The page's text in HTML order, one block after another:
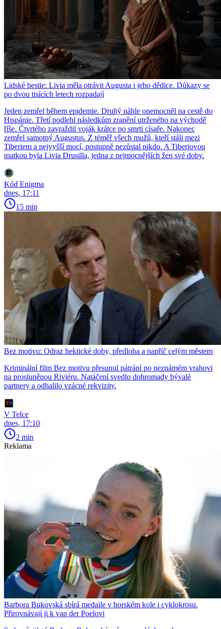
Lidské bestie: Livia měla otrávit Augusta i jeho dědice. Důkazy se
po dvou tisících letech rozpadají
Jeden zemřel během epidemie. Druhý náhle onemocněl na cestě do
Hispánie. Třetí podlehl následkům zranění utrženého na východě
říše. Čtvrtého zavraždil voják krátce po smrti císaře. Nakonec
zemřel samotný Augustus. Z téměř všech mužů, kteří stáli mezi
Tiberiem a nejvyšší mocí, postupně nezůstal nikdo. A Tiberiovou
matkou byla Livia Drusilla, jedna z nejmocnějších žen své doby.
Kód Enigma
dnes, 17:11
15 min
Bez motivu: Odraz hektické doby, předloha a napříč celým městem
Kriminální film Bez motivu přesunul pátrání po neznámém vrahovi
na prosluněnou Riviéru. Natáčení svedlo dohromady bývalé
partnery a odhalilo vzácné rekvizity.
V Telce
dnes, 17:10
2 min
Reklama
Barbora Bukovská sbírá medaile v horském kole i cyklokrosu.
Přirovnávají ji k van der Poelovi